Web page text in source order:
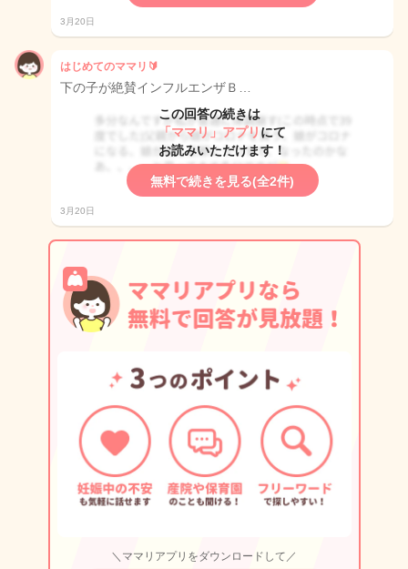
3月20日
はじめてのママリ🔰
下の子が絶賛インフルエンザＢ…
この回答の続きは
「ママリ」アプリ にて
お読みいただけます！
無料で続きを見る(全2件)
3月20日
＼ママリアプリをダウンロードして／